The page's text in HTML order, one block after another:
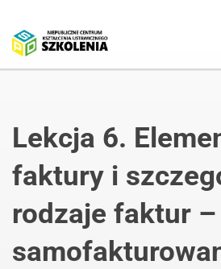
Lekcja 6.
faktury i
rodzaje faktur –